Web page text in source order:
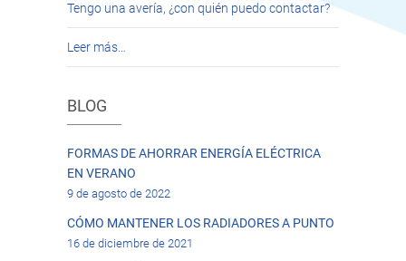
Tengo una avería, ¿con quién puedo contactar?
Leer más…
BLOG
FORMAS DE AHORRAR ENERGÍA ELÉCTRICA
EN VERANO
9 de agosto de 2022
CÓMO MANTENER LOS RADIADORES A PUNTO
16 de diciembre de 2021